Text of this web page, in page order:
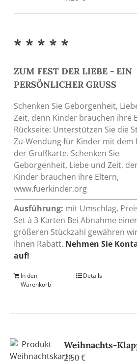
* * * * *
ZUM FEST DER LIEBE - EIN
PERSÖNLICHER GRUSS
Schenken Sie Geborgenheit,
Zeit, denn Kinder brauchen ihre
Rückseite: Unterstützen Sie die
Zu-Wendung für Kinder mit dem
der Grußkarte. Schenken Sie
Geborgenheit, Liebe und Zeit,
Kinder brauchen ihre Eltern,
www.fuerkinder.org
Ausführung: mit Umschlag,
Set à 3 Karten Bei Abnahme einer
größeren Stückzahl gewähren
Ihnen Rabatt. Nehmen Sie
auf!
In den
Warenkorb
Details
Weihnachts-
2,50€